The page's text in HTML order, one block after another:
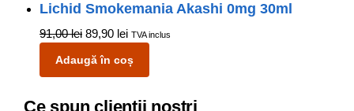
Lichid Smokemania Akashi 0mg 30ml
91,00lei 89,90 lei TVA inclus
Adaugă în coș
Ce spun clienții noștri